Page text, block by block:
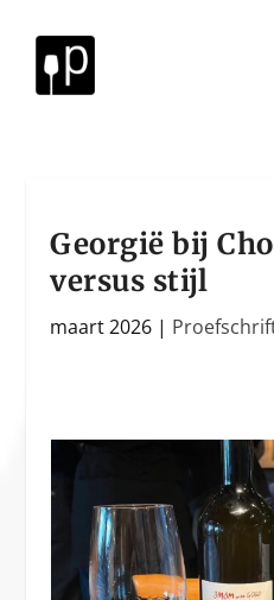
Georgië bij
versus stijl
maart 2026 |